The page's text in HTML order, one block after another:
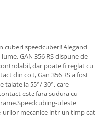
cuberi speedcuberi! Alegand
GAN 356 RS dispune de
dar poate fi reglat cu
din colt, Gan 356 RS a fost
taiate la 55°/ 30°, care
este fara sudura cu
ul este
urilor mecanice intr-un timp cat